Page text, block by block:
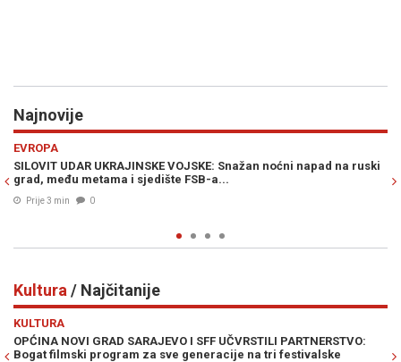
Najnovije
na ruski
GORI NA BLISKOM ISTOKU: Snažne eksplozije u Saudijskoj
snimke NASA-e potvrđuju požare...
Prije 15 min
Kultura / Najčitanije
POSEBAN PROGRAM SFF-a POSVEĆEN BÉLI TARRU: U
stižu filmovi njegovih najuspješnijih studenata